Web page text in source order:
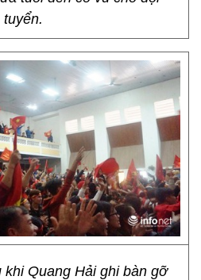
tuyển.
Quang Hải ghi bàn gỡ